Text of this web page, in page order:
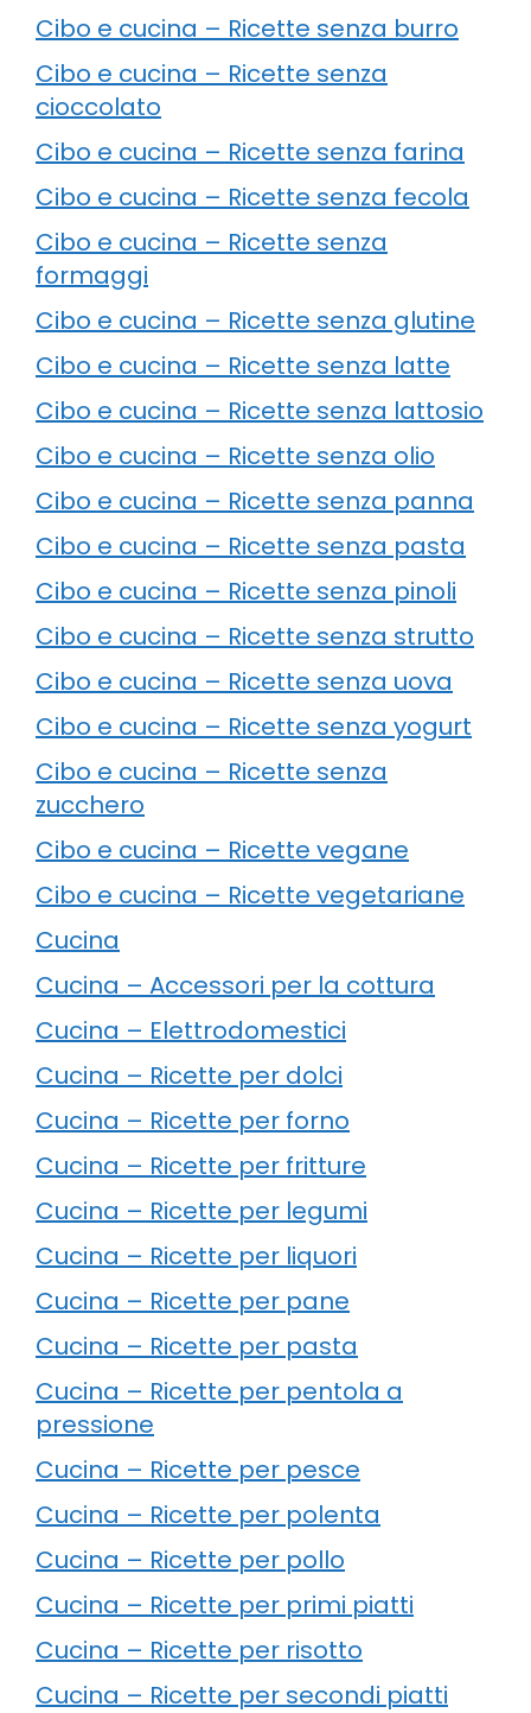
Cibo e cucina – Ricette senza burro
Cibo e cucina – Ricette senza
cioccolato
Cibo e cucina – Ricette senza farina
Cibo e cucina – Ricette senza fecola
Cibo e cucina – Ricette senza
formaggi
Cibo e cucina – Ricette senza glutine
Cibo e cucina – Ricette senza latte
Cibo e cucina – Ricette senza lattosio
Cibo e cucina – Ricette senza olio
Cibo e cucina – Ricette senza panna
Cibo e cucina – Ricette senza pasta
Cibo e cucina – Ricette senza pinoli
Cibo e cucina – Ricette senza strutto
Cibo e cucina – Ricette senza uova
Cibo e cucina – Ricette senza yogurt
Cibo e cucina – Ricette senza
zucchero
Cibo e cucina – Ricette vegane
Cibo e cucina – Ricette vegetariane
Cucina
Cucina – Accessori per la cottura
Cucina – Elettrodomestici
Cucina – Ricette per dolci
Cucina – Ricette per forno
Cucina – Ricette per fritture
Cucina – Ricette per legumi
Cucina – Ricette per liquori
Cucina – Ricette per pane
Cucina – Ricette per pasta
Cucina – Ricette per pentola a
pressione
Cucina – Ricette per pesce
Cucina – Ricette per polenta
Cucina – Ricette per pollo
Cucina – Ricette per primi piatti
Cucina – Ricette per risotto
Cucina – Ricette per secondi piatti